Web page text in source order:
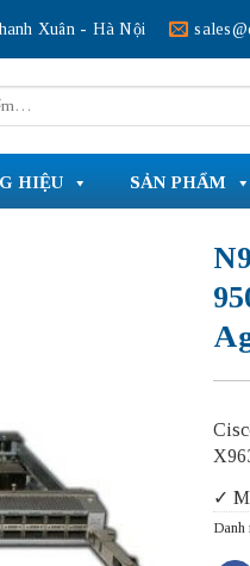
Xuân - Hà Nội
HIỆU SẢN PHẨM
✓
Danh